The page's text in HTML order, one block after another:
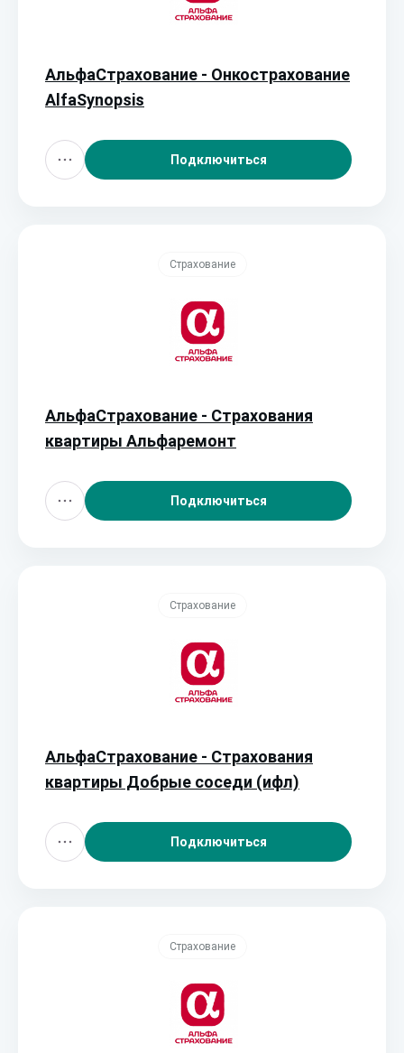
АльфаСтрахование - Онкострахование
AlfaSynopsis
Подключиться
Страхование
АльфаСтрахование - Страхования
квартиры Альфаремонт
Подключиться
Страхование
АльфаСтрахование - Страхования
квартиры Добрые соседи (ифл)
Подключиться
Страхование